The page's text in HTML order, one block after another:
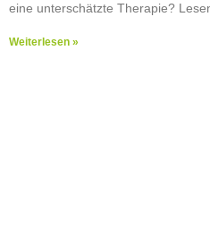
eine unterschätzte Therapie?
Weiterlesen »